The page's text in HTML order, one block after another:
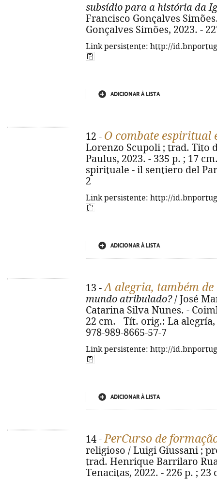
subsídio para a história da
Francisco Gonçalves
Gonçalves Simões, 2023. -
Link persistente: http://
ADICIONAR À LISTA
12 - O combate espiritual
Lorenzo Scupoli ; trad. Tito
Paulus, 2023. - 335 p. ; 17
spirituale - il sentiero del
2
Link persistente: http://
ADICIONAR À LISTA
13 -A alegria, também de
mundo atribulado?/ José
Catarina Silva Nunes. -
22 cm. - Tít. orig.: La
978-989-8665-57-7
Link persistente: http://
ADICIONAR À LISTA
14 -PerCurso de
religioso / Luigi Giussani ;
trad. Henrique Barrilaro
Tenacitas, 2022. - 226 p. ; 23